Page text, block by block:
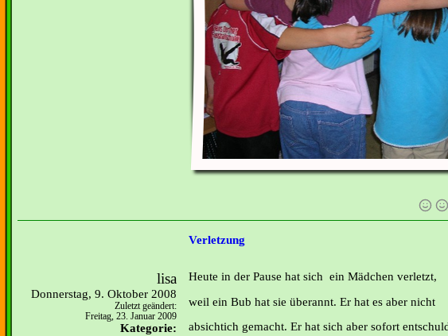
Verletzung
lisa
Donnerstag, 9. Oktober 2008
Zuletzt geändert:
Freitag, 23. Januar 2009
Kategorie:
Heute in der Pause hat sich ein Mädchen verletzt,
weil ein Bub hat sie überannt. Er hat es aber nicht
absichtich gemacht. Er hat sich aber sofort